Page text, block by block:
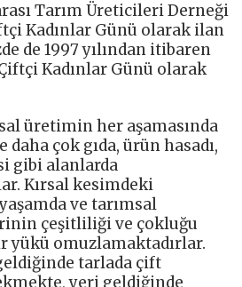
Tarım Üreticileri Derneği
Kadınlar Günü olarak ilan
de 1997 yılından itibaren
Kadınlar Günü olarak
üretimin her aşamasında
çok gıda, ürün hasadı,
gibi alanlarda
Kırsal kesimdeki
ve tarımsal
çeşitliliği ve çokluğu
yükü omuzlamaktadırlar.
tarlada çift
yeri geldiğinde